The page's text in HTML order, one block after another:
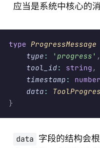
应当是系统中核心的消
type ProgressMessage
    type
: ' progress ' ,
    tool_id
: string ,
    timestamp
: number
    data
:
}
data 字段的结构会